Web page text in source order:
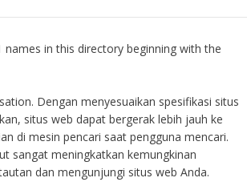
names in this directory beginning with the
Dengan menyesuaikan spesifikasi situs
situs web dapat bergerak lebih jauh ke
di mesin pencari saat pengguna mencari.
sangat meningkatkan kemungkinan
dan mengunjungi situs web Anda.